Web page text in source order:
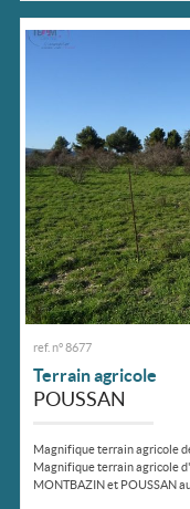
ref. n° 8677
Terrain agricole
POUSSAN
Magnifique terrain agricole
Magnifique terrain agricole
MONTBAZIN et POUSSAN